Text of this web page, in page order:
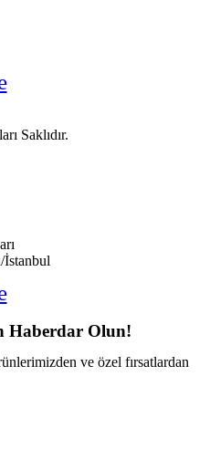
Saklıdır.
Haberdar Olun!
ve özel fırsatlardan